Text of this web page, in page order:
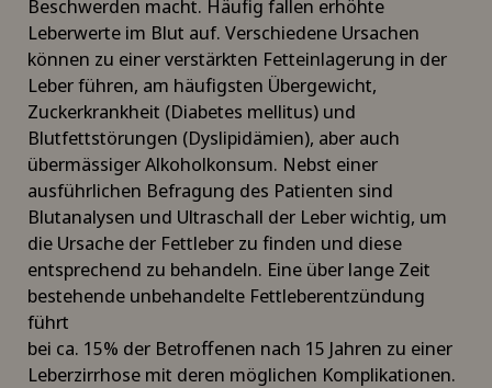
Beschwerden macht. Häufig fallen erhöhte
Leberwerte im Blut auf. Verschiedene Ursachen
können zu einer verstärkten Fetteinlagerung in der
Leber führen, am häufigsten Übergewicht,
Zuckerkrankheit (Diabetes mellitus) und
Blutfettstörungen (Dyslipidämien), aber auch
übermässiger Alkoholkonsum. Nebst einer
ausführlichen Befragung des Patienten sind
Blutanalysen und Ultraschall der Leber wichtig, um
die Ursache der Fettleber zu finden und diese
entsprechend zu behandeln. Eine über lange Zeit
bestehende unbehandelte Fettleberentzündung
führt
bei ca. 15% der Betroffenen nach 15 Jahren zu einer
Leberzirrhose mit deren möglichen Komplikationen.